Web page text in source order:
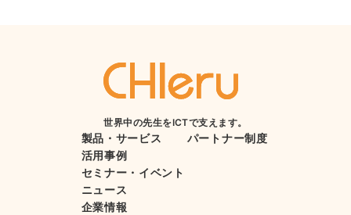
世界中の先生をICTで支えます。
製品・サービス
活用事例
セミナー・イベント
ニュース
企業情報
パートナー制度